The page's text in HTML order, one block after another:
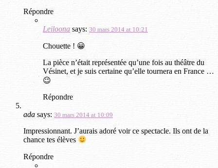
Répondre
Leiloona says: 30 mars 2014 at 10:21
Chouette ! 😀
La pièce n’était représentée qu’une fois au théâtre du
Vésinet, et je suis certaine qu’elle tournera en France …
😉
Répondre
ada says: 30 mars 2014 at 10:09
Impressionnant. J’aurais adoré voir ce spectacle. Ils ont de la
chance tes élèves
Répondre